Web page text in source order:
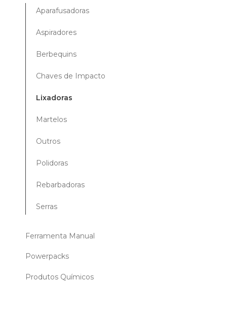
Aparafusadoras
Aspiradores
Berbequins
Chaves de Impacto
Lixadoras
Martelos
Outros
Polidoras
Rebarbadoras
Serras
Ferramenta Manual
Powerpacks
Produtos Químicos